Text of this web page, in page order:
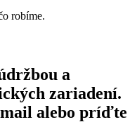
robíme.
a
zariadení.
alebo príďte